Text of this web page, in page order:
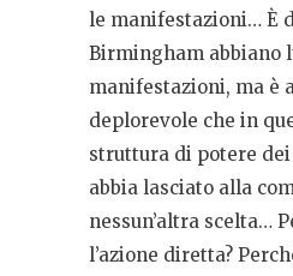
le manifestazioni… È
Birmingham abbiano
manifestazioni, ma è
deplorevole che in
struttura di potere
abbia lasciato alla
nessun’altra scelta…
l’azione diretta?